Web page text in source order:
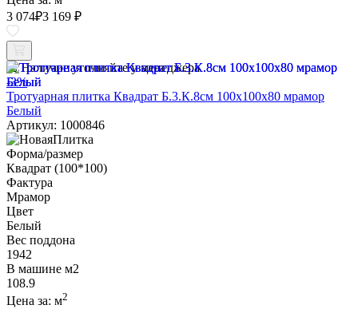
3 074₽3 169 ₽
Наличие уточняйте у менеджера
-3%
Тротуарная плитка Квадрат Б.3.К.8см 100х100х80 мрамор
Белый
Артикул: 1000846
Форма/размер
Квадрат (100*100)
Фактура
Мрамор
Цвет
Белый
Вес поддона
1942
В машине м2
108.9
Цена за: м2